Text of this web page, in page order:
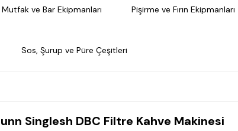
Mutfak ve Bar Ekipmanları Pişirme ve Fırın Ekipmanları
Sos, Şurup ve Püre Çeşitleri
Singlesh DBC Filtre Kahve Makinesi